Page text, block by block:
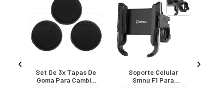
Set De 3x Tapas De
Goma Para Cambio
Soporte Celular
Smnu F1 Para